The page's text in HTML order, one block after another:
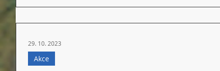
Akce
29. 10. 2023